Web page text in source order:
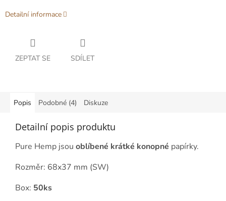
Detailní informace
ZEPTAT SE SDÍLET
Popis Podobné (4) Diskuze
Detailní popis produktu
Pure Hemp jsou oblíbené krátké konopné papírky.
Rozměr: 68x37 mm (SW)
Box: 50ks